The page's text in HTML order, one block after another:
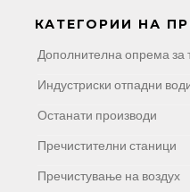
КАТЕГОРИИ НА
Дополнителна опрема за
Индустриски отпадни
Останати производи
Пречистителни станици
Пречистување на воздух